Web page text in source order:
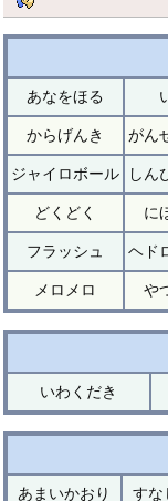
あなをほる
からげんき がん
ジャイロボール しん
どくどく に
フラッシュ ヘド
メロメロ や
いわくだき
あまいかおり すな